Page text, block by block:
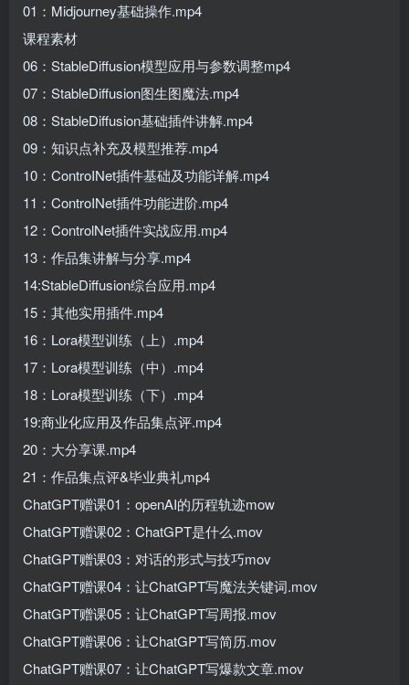
01：Midjourney基础操作.mp4
课程素材
06：StableDiffusion模型应用与参数调整mp4
07：StableDiffusion图生图魔法.mp4
08：StableDiffusion基础插件讲解.mp4
09：知识点补充及模型推荐.mp4
10：ControINet插件基础及功能详解.mp4
11：ControINet插件功能进阶.mp4
12：ControlNet插件实战应用.mp4
13：作品集讲解与分享.mp4
14:StableDiffusion综台应用.mp4
15：其他实用插件.mp4
16：Lora模型训练（上）.mp4
17：Lora模型训练（中）.mp4
18：Lora模型训练（下）.mp4
19:商业化应用及作品集点评.mp4
20：大分享课.mp4
21：作品集点评&毕业典礼mp4
ChatGPT赠课01：openAI的历程轨迹mow
ChatGPT赠课02：ChatGPT是什么.mov
ChatGPT赠课03：对话的形式与技巧mov
ChatGPT赠课04：让ChatGPT写魔法关键词.mov
ChatGPT赠课05：让ChatGPT写周报.mov
ChatGPT赠课06：让ChatGPT写简历.mov
ChatGPT赠课07：让ChatGPT写爆款文章.mov